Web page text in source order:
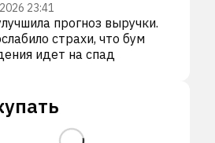
23:41
прогноз выручки.
страхи, что бум
идет на спад